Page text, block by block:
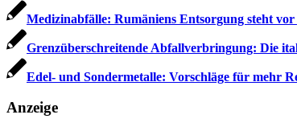
Medizinabfälle: Rumäniens Entsorgung steht
Grenzüberschreitende Abfallverbringung: Die
Edel- und Sondermetalle: Vorschläge für mehr
Anzeige